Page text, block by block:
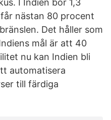
I Indien bor 1,3
nästan 80 procent
Det håller som
mål är att 40
nu kan Indien bli
automatisera
till färdiga